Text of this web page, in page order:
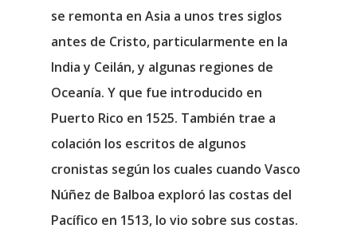
se remonta en Asia a unos tres siglos
antes de Cristo, particularmente en la
India y Ceilán, y algunas regiones de
Oceanía. Y que fue introducido en
Puerto Rico en 1525. También trae a
colación los escritos de algunos
cronistas según los cuales cuando Vasco
Núñez de Balboa exploró las costas del
Pacífico en 1513, lo vio sobre sus costas.